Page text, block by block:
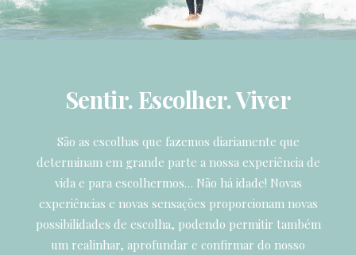
Sentir. Escolher. Viver
São as escolhas que fazemos diariamente que
determinam em grande parte a nossa experiência de
vida e para escolhermos… Não há idade! Novas
experiências e novas sensações proporcionam novas
possibilidades de escolha, podendo permitir também
um realinhar, aprofundar e confirmar do nosso